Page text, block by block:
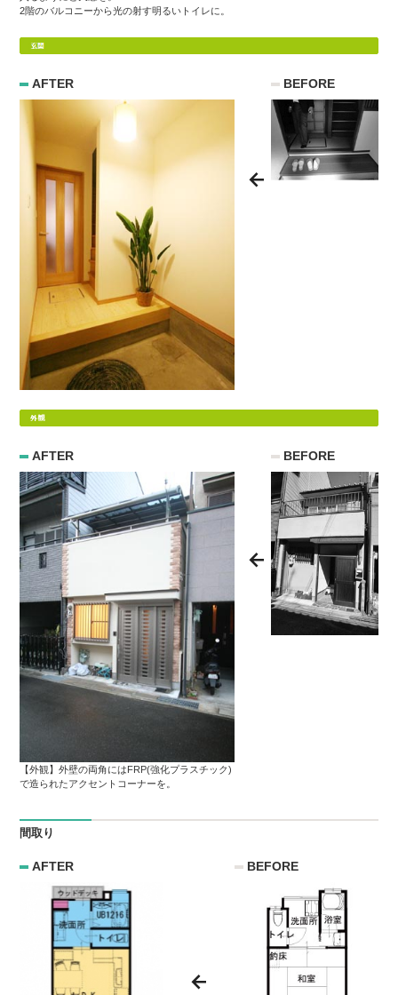
2階のバルコニーから光の射す明るいトイレに。
BEFORE
AFTER
BEFORE
AFTER
【外観】外壁の両角にはFRP(強化プラスチック)
で造られたアクセントコーナーを。
間取り
BEFORE
AFTER